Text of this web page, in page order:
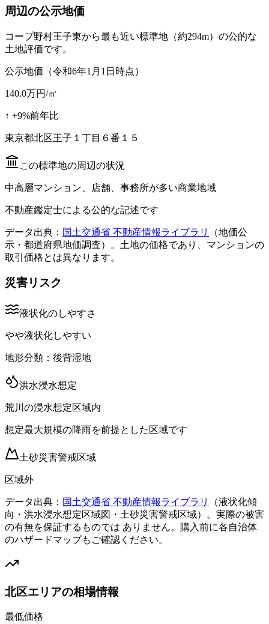
周辺の公示地価
コープ野村王子東から最も近い標準地 （約294m） の公的な
土地評価です。
公示地価（令和6年1月1日時点）
140.0万円/㎡
↑ +9%前年比
東京都北区王子１丁目６番１５
この標準地の周辺の状況
中高層マンション、店舗、事務所が多い商業地域
不動産鑑定士による公的な記述です
データ出典： 国土交通省 不動産情報ライブラリ
（地価公
示・都道府県地価調査）。土地の価格であり、マンションの
取引価格とは異なります。
災害リスク
液状化のしやすさ
やや液状化しやすい
地形分類： 後背湿地
洪水浸水想定
荒川の浸水想定区域内
想定最大規模の降雨を前提とした区域です
土砂災害警戒区域
区域外
データ出典： 国土交通省 不動産情報ライブラリ
（液状化傾
向・洪水浸水想定区域図・土砂災害警戒区域）。実際の被害
の有無を保証するものでは ありません。購入前に各自治体
のハザードマップもご確認ください。
北区エリアの相場情報
最低価格